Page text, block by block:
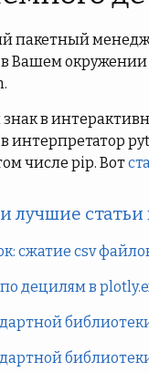
пакетный
Вашем окружении
в
интерпретатор
числе pip. Вот
лучшие статьи
сжатие csv
децилям в